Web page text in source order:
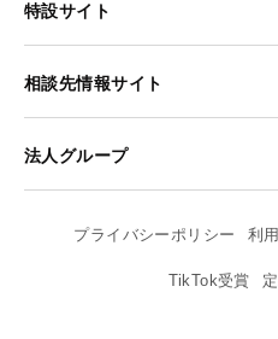
特設サイト
相談先情報サイト
法人グループ
プライバシーポリシー 利
TikTok受賞